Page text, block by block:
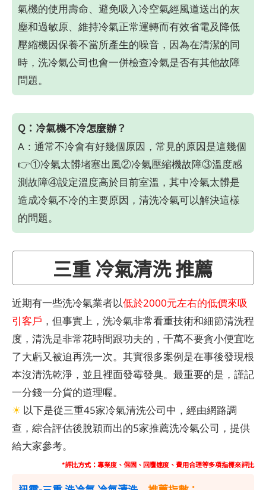
氣機的使用壽命、避免吸入冷空氣經風道送出的灰
塵和過敏原、維持冷氣正常運轉而有效省電及降低
壓縮機因保養不當所產生的噪音，因為在清潔的同
時，洗冷氣公司也會一併檢查冷氣是否有其他故障
問題。
Q：冷氣機不冷怎麼辦？
A：通常不冷會有好幾個原因，常見的原因是這幾個
👉①冷氣太髒堵塞出風②冷氣壓縮機故障③溫度感
測故障④設定溫度高於目前室溫，其中冷氣太髒是
造成冷氣不冷的主要原因，清洗冷氣可以解決這樣
的問題。
三重 冷氣清洗 推薦
近期有一些洗冷氣業者以低於2000元左右的低價來吸
引客戶 ，但事實上，洗冷氣非常看重技術和細節清洗程
度，清洗是非常花時間跟功夫的，千萬不要貪小便宜吃
了大虧又被迫再洗一次。其實很多案例是在事後發現根
本沒清洗乾淨，並且裡面發霉發臭。最重要的是，謹記
一分錢一分貨的道理喔。
☀ 以下是從三重45家冷氣清洗公司中，經由網路調
查，綜合評估後脫穎而出的5家推薦洗冷氣公司，提供
給大家參考。
*評比方式：專業度、保固、回覆速度、費用合理等多項指標來評比